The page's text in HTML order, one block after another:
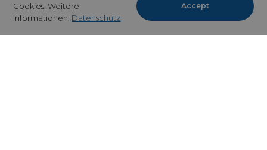
Vorname Elternteil
Cookies. Weitere
Informationen: Datenschutz
Accept